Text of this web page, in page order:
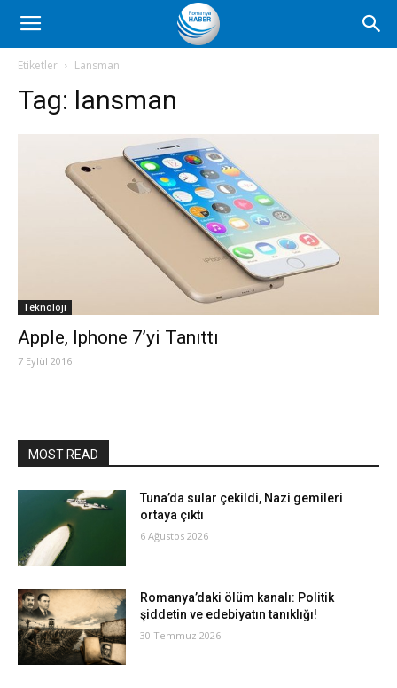
Romanya
Haber
Etiketler Lansman
Tag: lansman
Teknoloji
Apple, Iphone 7’yi Tanıttı
7 Eylül 2016
MOST READ
Tuna’da sular çekildi, Nazi gemileri
ortaya çıktı
6 Ağustos 2026
Romanya’daki ölüm kanalı: Politik
şiddetin ve edebiyatın tanıklığı!
30 Temmuz 2026